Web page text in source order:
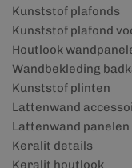
Kunststof plafonds
Kunststof plafond
Houtlook
Wandbekleding
Kunststof plinten
Lattenwand
Lattenwand panelen
Keralit details
Keralit houtlook